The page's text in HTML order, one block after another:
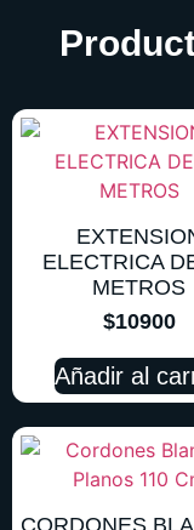
ELECTRICA
METROS
$10900
Añadir al
CORDONES